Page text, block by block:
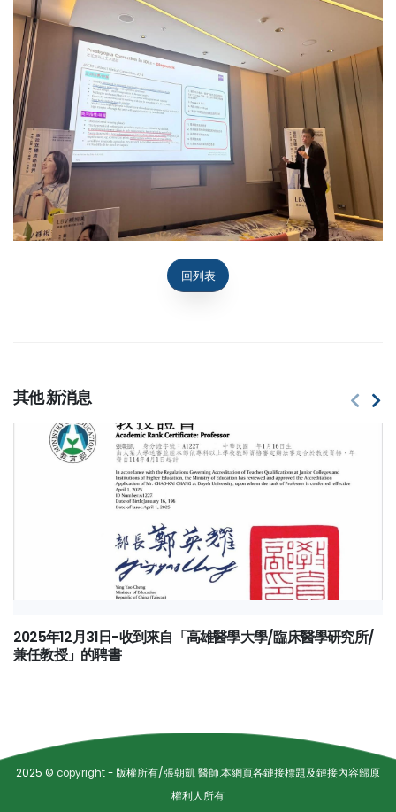
回列表
其他新消息
2025年12月31日-收到來自「高雄醫學大學/臨床醫學研究所/
兼任教授」的聘書
2025 © copyright- 版權所有/張朝凱 醫師.本網頁各鏈接標題及鏈接內容歸原
權利人所有